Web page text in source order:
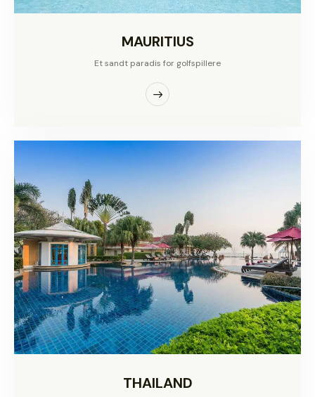
MAURITIUS
Et sandt paradis for golfspillere
THAILAND